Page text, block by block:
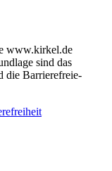
www.kirkel.de
sind das
die Barrierefreie-